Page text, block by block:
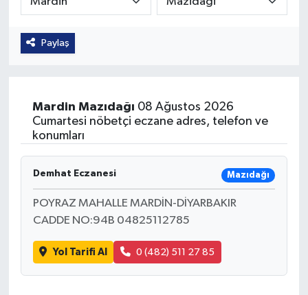
Paylaş
Mardin Mazıdağı 08 Ağustos 2026
Cumartesi nöbetçi eczane adres, telefon ve
konumları
Demhat Eczanesi Mazıdağı
POYRAZ MAHALLE MARDİN-DİYARBAKIR
CADDE NO:94B 04825112785
Yol Tarifi Al 0 (482) 511 27 85
Özel Haber
Sağlık